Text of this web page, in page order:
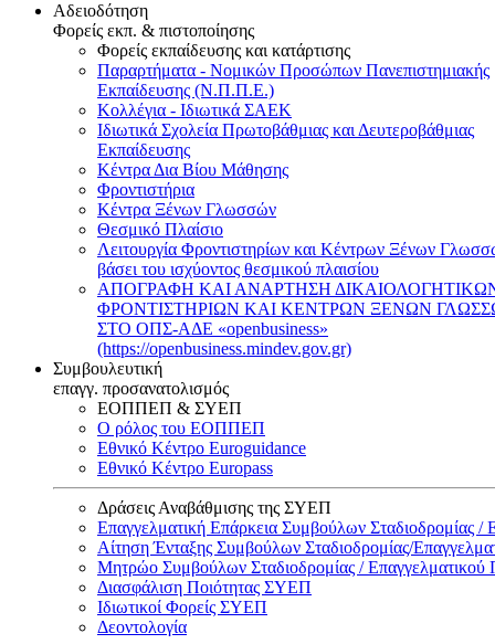
Αδειοδότηση
Φορείς εκπ. & πιστοποίησης
Φορείς εκπαίδευσης και κατάρτισης
Παραρτήματα - Νομικών Προσώπων Πανεπιστημιακής
Εκπαίδευσης (Ν.Π.Π.Ε.)
Κολλέγια - Ιδιωτικά ΣΑΕΚ
Ιδιωτικά Σχολεία Πρωτοβάθμιας και Δευτεροβάθμιας
Εκπαίδευσης
Κέντρα Δια Βίου Μάθησης
Φροντιστήρια
Κέντρα Ξένων Γλωσσών
Θεσμικό Πλαίσιο
Λειτουργία Φροντιστηρίων και Κέντρων Ξένων
βάσει του ισχύοντος θεσμικού πλαισίου
ΑΠΟΓΡΑΦΗ ΚΑΙ ΑΝΑΡΤΗΣΗ
ΦΡΟΝΤΙΣΤΗΡΙΩΝ ΚΑΙ ΚΕΝΤΡΩΝ ΞΕΝΩΝ
ΣΤΟ ΟΠΣ-ΑΔΕ «openbusiness»
(https://openbusiness.mindev.gov.gr)
Συμβουλευτική
επαγγ. προσανατολισμός
ΕΟΠΠΕΠ & ΣΥΕΠ
Ο ρόλος του ΕΟΠΠΕΠ
Εθνικό Κέντρο Euroguidance
Εθνικό Κέντρο Europass
Δράσεις Αναβάθμισης της ΣΥΕΠ
Επαγγελματική Επάρκεια Συμβούλων Σταδιοδρομίας /
Αίτηση Ένταξης Συμβούλων Σταδιοδρομίας/
Μητρώο Συμβούλων Σταδιοδρομίας / Επαγγελματικού
Διασφάλιση Ποιότητας ΣΥΕΠ
Ιδιωτικοί Φορείς ΣΥΕΠ
Δεοντολογία